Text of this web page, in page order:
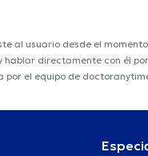
al usuario desde el
directamente con él
por el equipo de